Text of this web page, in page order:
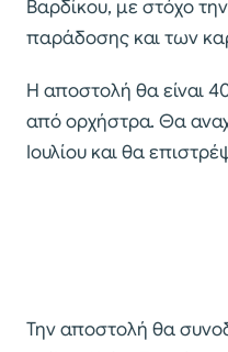
Βαρδίκου, με στόχο
παράδοσης και των
Η αποστολή θα είναι
από ορχήστρα. Θα
Ιουλίου και θα
Την αποστολή θα